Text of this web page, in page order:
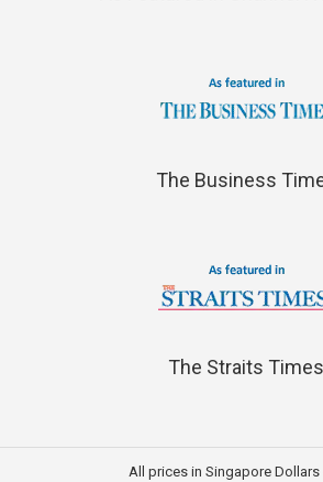
The Business
The Straits Times
All prices in Singapore Dollars